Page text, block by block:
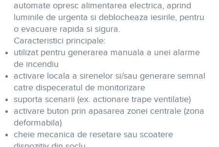
automate opresc alimentarea electrica, aprind
luminile de urgenta si deblocheaza iesirile, pentru
o evacuare rapida si sigura.
Caracteristici principale:
utilizat pentru generarea manuala a unei alarme
de incendiu
activare locala a sirenelor si/sau generare semnal
catre dispeceratul de monitorizare
suporta scenarii (ex. actionare trape ventilatie)
activare buton prin apasarea zonei centrale (zona
deformabila)
cheie mecanica de resetare sau scoatere